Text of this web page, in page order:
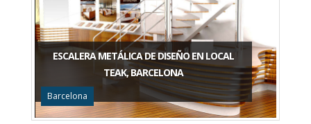
ESCALERA METÁLICA DE DISEÑO EN LOCAL
TEAK, BARCELONA
Barcelona